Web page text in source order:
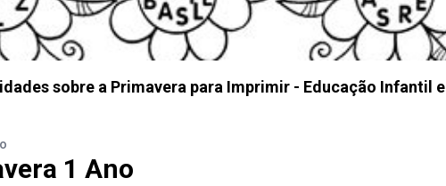
sobre a Primavera para Imprimir - Educação Infantil e
1 Ano